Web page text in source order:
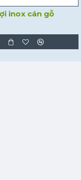
inox cán gỗ